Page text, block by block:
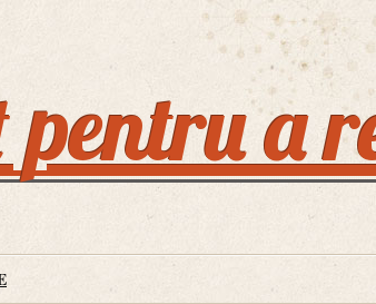
a